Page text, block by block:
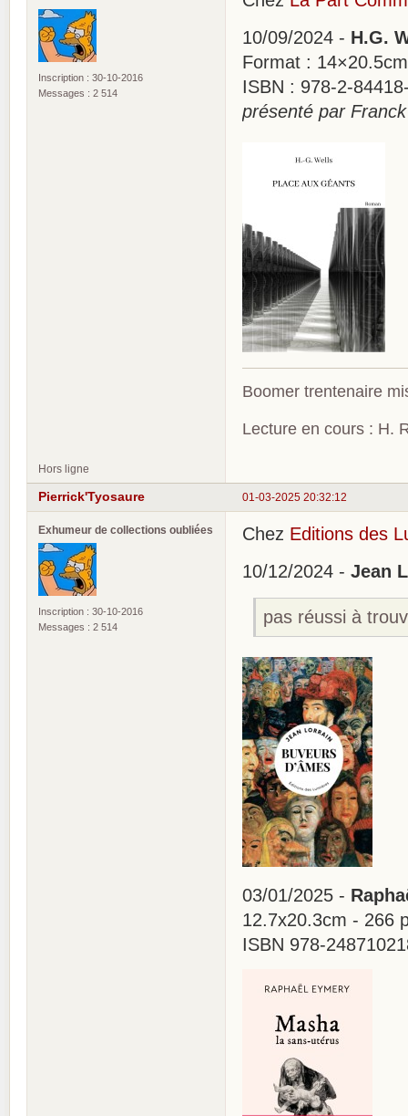
Inscription : 30-10-2016
Messages : 2 514
10/09/2024 - H.G.
Format :
ISBN : 978-2-
présenté par
Boomer trentenaire
Lecture en cours : H.
Hors ligne
01-03-2025 20:32:12
Pierrick'Tyosaure
Exhumeur de collections oubliées
Inscription : 30-10-2016
Messages : 2 514
Chez Editions des
10/12/2024 - Jean
pas réussi à
03/01/2025 -
12.7x20.3cm - 266
ISBN 978-